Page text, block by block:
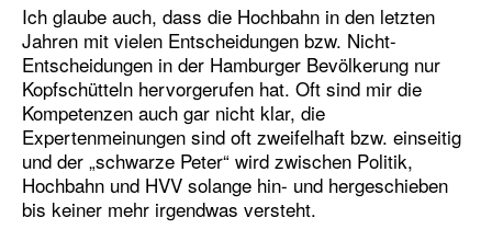
Ich glaube auch, dass die Hochbahn in den letzten
Jahren mit vielen Entscheidungen bzw. Nicht-
Entscheidungen in der Hamburger Bevölkerung nur
Kopfschütteln hervorgerufen hat. Oft sind mir die
Kompetenzen auch gar nicht klar, die
Expertenmeinungen sind oft zweifelhaft bzw. einseitig
und der „schwarze Peter“ wird zwischen Politik,
Hochbahn und HVV solange hin- und hergeschieben
bis keiner mehr irgendwas versteht.